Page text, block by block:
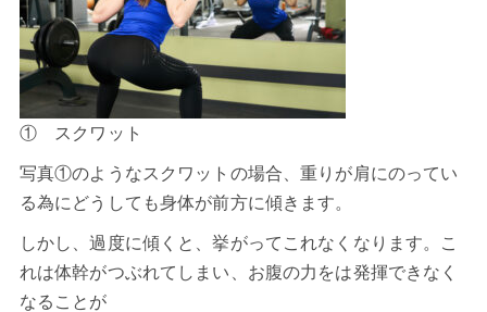
① スクワット
写真①のようなスクワットの場合、重りが肩にのってい
る為にどうしても身体が前方に傾きます。
しかし、過度に傾くと、挙がってこれなくなります。こ
れは体幹がつぶれてしまい、お腹の力をは発揮できなく
なることが